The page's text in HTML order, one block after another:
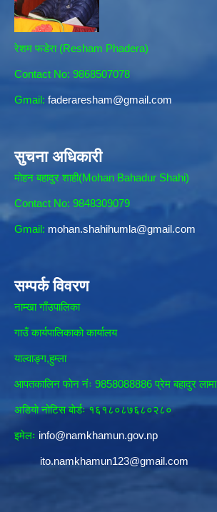
रेशम फडेरा (Resham Phadera)
Contact No: 9868507078
Gmail: faderaresham@gmail.com
सुचना अधिकारी
मोहन बहादुर शाही(Mohan Bahadur Shahi)
Contact No: 9848309079
Gmail: mohan.shahihumla@gmail.com
सम्पर्क विवरण
नाम्खा गाँउपालिका
गाउँ कार्यपालिकाकाे कार्यालय
याल्वाङ्ग,हुम्ला
आपतकालिन फाेन नंः 9858088886 प्रेम बहादुर लामा
अडियाे नोटिस बाेर्डः १६१८०८७६८०२८०
इमेलः info@namkhamun.gov.np
ito.namkhamun123@gmail.com